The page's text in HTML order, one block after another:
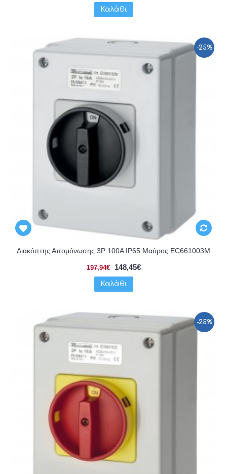
Καλάθι
-25%
Διακόπτης Απομόνωσης 3P 100A IP65 Μαύρος EC661003M
197,94€ 148,45€
Καλάθι
-25%